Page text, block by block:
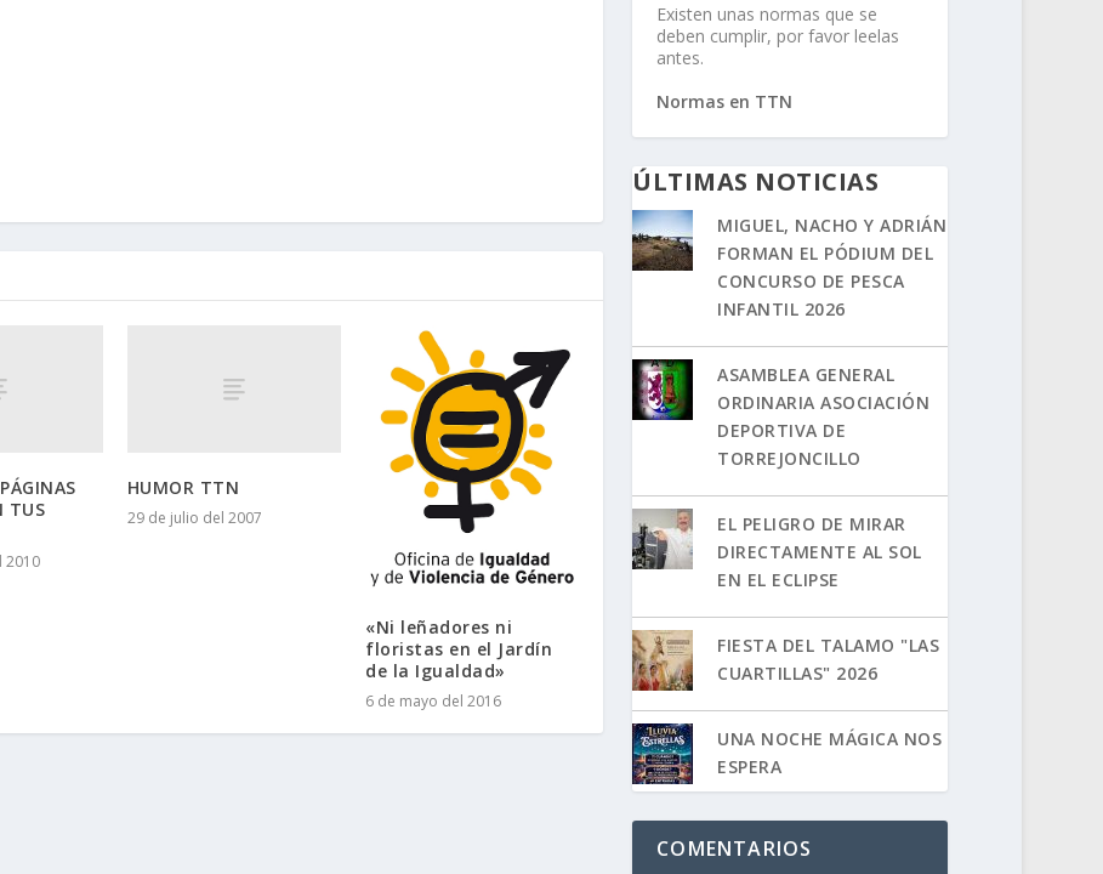
TUS
2010
HUMOR TTN
29 de julio del 2007
«Ni leñadores ni
floristas en el Jardín
de la Igualdad»
6 de mayo del 2016
Existen unas normas que se
deben cumplir, por favor leelas
antes.
Normas en TTN
ÚLTIMAS NOTICIAS
MIGUEL, NACHO Y ADRIÁN
FORMAN EL PÓDIUM DEL
CONCURSO DE PESCA
INFANTIL 2026
ASAMBLEA GENERAL
ORDINARIA ASOCIACIÓN
DEPORTIVA DE
TORREJONCILLO
EL PELIGRO DE MIRAR
DIRECTAMENTE AL SOL
EN EL ECLIPSE
FIESTA DEL TALAMO "LAS
CUARTILLAS" 2026
UNA NOCHE MÁGICA NOS
ESPERA
COMENTARIOS